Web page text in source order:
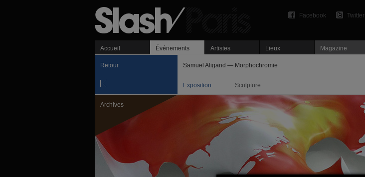
Twitter
Facebook
Accueil Événements Artistes Lieux Magazine
Retour Samuel Aligand — Morphochromie
Exposition Sculpture
Archives